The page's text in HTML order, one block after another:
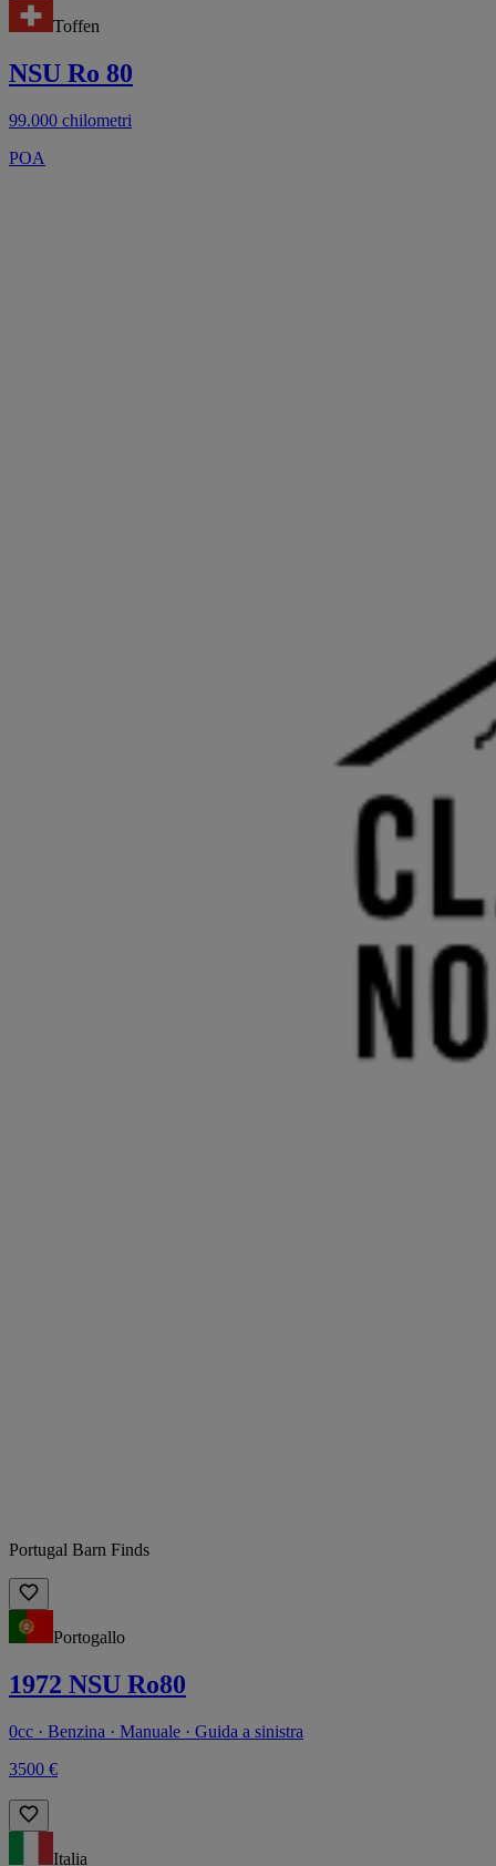
Toffen
NSU Ro 80
99.000 chilometri
POA
Portugal Barn Finds
Portogallo
1972 NSU Ro80
0cc · Benzina · Manuale · Guida a sinistra
3500 €
Italia